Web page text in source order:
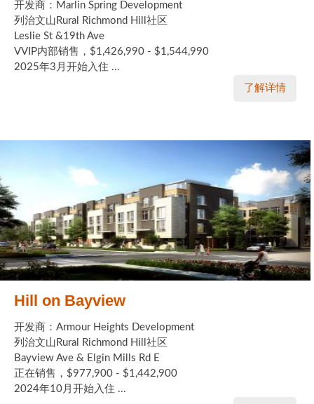
开发商：Marlin Spring Development
列治文山Rural Richmond Hill社区
Leslie St &19th Ave
VVIP内部销售，$1,426,990 - $1,544,990
2025年3月开始入住 ...
了解详情
Hill on Bayview
开发商：Armour Heights Development
列治文山Rural Richmond Hill社区
Bayview Ave & Elgin Mills Rd E
正在销售，$977,900 - $1,442,900
2024年10月开始入住 ...